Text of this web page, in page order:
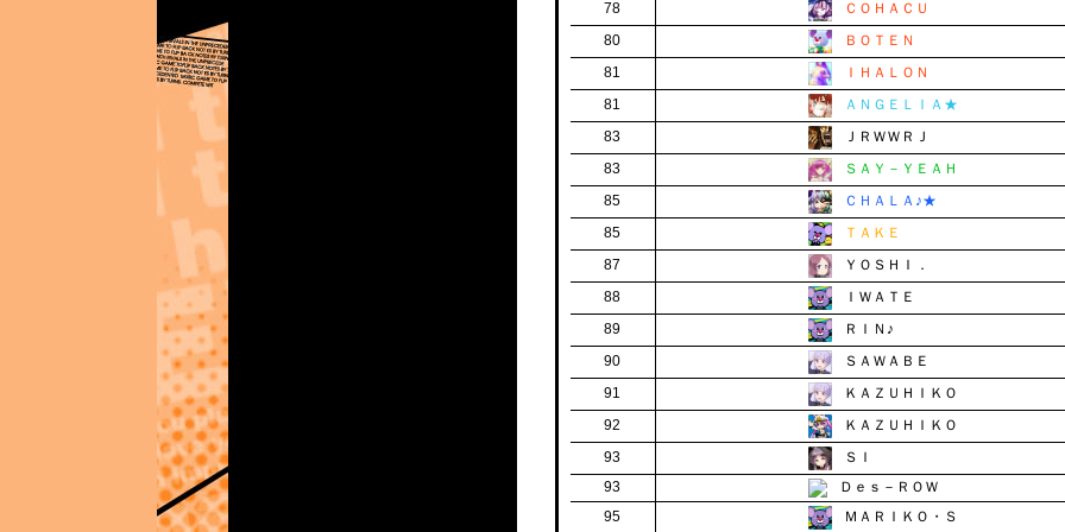
78
ＣＯＨＡＣＵ
80
ＢＯＴＥＮ
81
ＩＨＡＬＯＮ
81
ＡＮＧＥＬＩＡ★
83
ＪＲＷＷＲＪ
83
ＳＡＹ－ＹＥＡＨ
85
ＣＨＡＬＡ♪★
85
ＴＡＫＥ
87
ＹＯＳＨＩ．
88
ＩＷＡＴＥ
89
ＲＩＮ♪
90
ＳＡＷＡＢＥ
91
ＫＡＺＵＨＩＫＯ
92
ＫＡＺＵＨＩＫＯ
93
ＳＩ
93
Ｄｅｓ－ＲＯＷ
95
ＭＡＲＩＫＯ・Ｓ